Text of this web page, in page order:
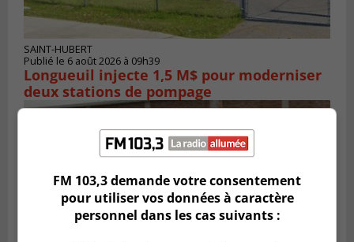
SAINT-HUBERT
Publié le 6 août 2026 à 09h39
Longueuil injecte 1,5 M$ pour moderniser
deux stations de pompage
FM 103,3 demande votre consentement
pour utiliser vos données à caractère
personnel dans les cas suivants :